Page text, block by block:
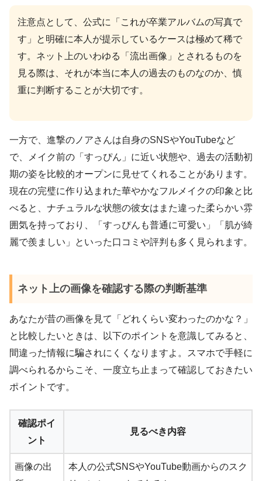
注意点として、公式に「これが卒業アルバムの写真で
す」と明確に本人が提示しているケースは極めて稀で
す。ネット上のいわゆる「流出画像」とされるものを
見る際は、それが本当に本人の過去のものなのか、慎
重に判断することが大切です。
一方で、進撃のノアさんは自身のSNSやYouTubeなど
で、メイク前の「すっぴん」に近い状態や、過去の活動初
期の姿を比較的オープンに見せてくれることがあります。
現在の完璧に作り込まれた華やかなフルメイクの印象と比
べると、ナチュラルな状態の彼女はまた違った柔らかい雰
囲気を持っており、「すっぴんも普通に可愛い」「肌が綺
麗で羨ましい」といった口コミや評判も多く見られます。
ネット上の画像を確認する際の判断基準
あなたが昔の画像を見て「どれくらい変わったのかな？」
と比較したいときは、以下のポイントを意識してみると、
間違った情報に騙されにくくなりますよ。スマホで手軽に
調べられるからこそ、一度立ち止まって確認しておきたい
ポイントです。
確認ポイ
ント
見るべき内容
画像の出
本人の公式SNSやYouTube動画からのスク